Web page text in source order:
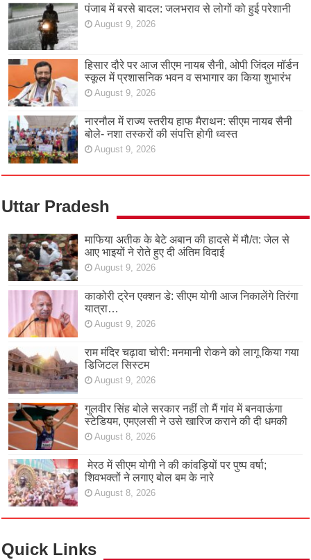
पंजाब में बरसे बादल: जलभराव से लोगों को हुई परेशानी
August 9, 2026
हिसार दौरे पर आज सीएम नायब सैनी, ओपी जिंदल मॉर्डन
स्कूल में प्रशासनिक भवन व सभागार का किया शुभारंभ
August 9, 2026
नारनौल में राज्य स्तरीय हाफ मैराथन: सीएम नायब सैनी
बोले- नशा तस्करों की संपत्ति होगी ध्वस्त
August 9, 2026
Uttar Pradesh
माफिया अतीक के बेटे अबान की हादसे में मौ/त: जेल से
आए भाइयों ने रोते हुए दी अंतिम विदाई
August 9, 2026
काकोरी ट्रेन एक्शन डे: सीएम योगी आज निकालेंगे तिरंगा
यात्रा…
August 9, 2026
राम मंदिर चढ़ावा चोरी: मनमानी रोकने को लागू किया गया
डिजिटल सिस्टम
August 9, 2026
गुलवीर सिंह बोले सरकार नहीं तो मैं गांव में बनवाऊंगा
स्टेडियम, एमएलसी ने उसे खारिज कराने की दी धमकी
August 8, 2026
मेरठ में सीएम योगी ने की कांवड़ियों पर पुष्प वर्षा;
शिवभक्तों ने लगाए बोल बम के नारे
August 8, 2026
Quick Links